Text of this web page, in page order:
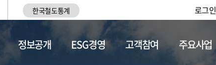
한국철도통계 로그인
정보공개 ESG경영 고객참여 주요사업